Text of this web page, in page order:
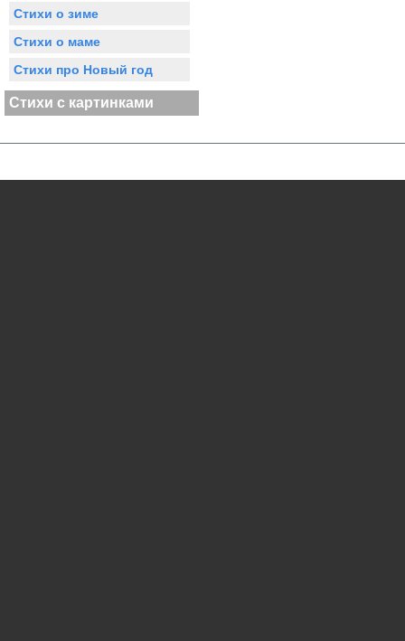
Стихи о зиме
Стихи о маме
Стихи про Новый год
Стихи с картинками